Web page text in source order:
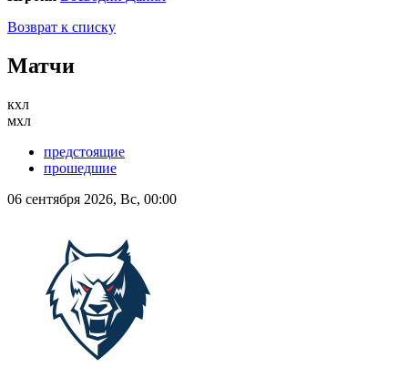
Возврат к списку
Матчи
кхл
мхл
предстоящие
прошедшие
06 сентября 2026, Вс, 00:00